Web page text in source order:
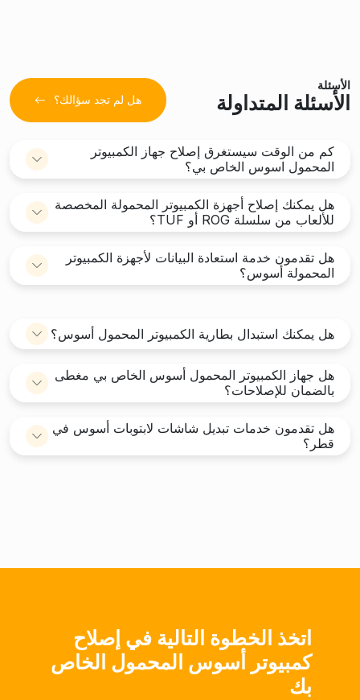
الأسئلة
الأسئلة المتداولة هل لم تجد سؤالك؟
كم من الوقت سيستغرق إصلاح جهاز الكمبيوتر
المحمول اسوس الخاص بي؟
هل يمكنك إصلاح أجهزة الكمبيوتر المحمولة المخصصة
للألعاب من سلسلة ROG أو TUF؟
هل تقدمون خدمة استعادة البيانات لأجهزة الكمبيوتر
المحمولة أسوس؟
هل يمكنك استبدال بطارية الكمبيوتر المحمول أسوس؟
هل جهاز الكمبيوتر المحمول أسوس الخاص بي مغطى
بالضمان للإصلاحات؟
هل تقدمون خدمات تبديل شاشات لابتوبات أسوس في
قطر؟
اتخذ الخطوة التالية في إصلاح
كمبيوتر أسوس المحمول الخاص
بك